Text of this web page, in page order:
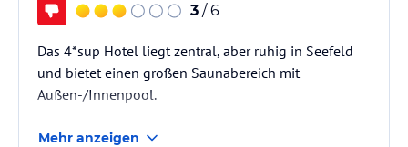
3 / 6
Das 4*sup Hotel liegt zentral, aber ruhig in Seefeld
und bietet einen großen Saunabereich mit
Außen-/Innenpool.
Mehr anzeigen